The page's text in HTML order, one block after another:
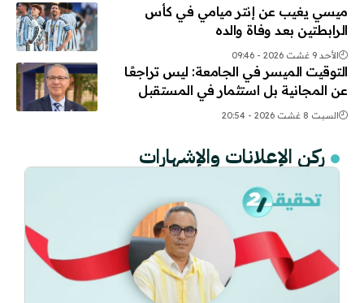
ميسي يغيب عن إنتر ميامي في كأس
الرابطتين بعد وفاة والده
الأحد 9 غشت 2026 - 09:46
التوقيت الميسر في الجامعة: ليس تراجعًا
عن المجانية بل استثمار في المستقبل
السبت 8 غشت 2026 - 20:54
ركن الإعلانات والإشهارات